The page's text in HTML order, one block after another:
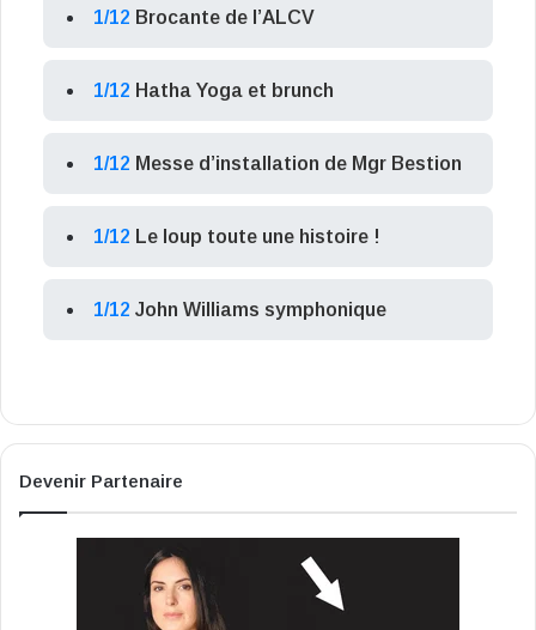
1/12 Brocante de l’ALCV
1/12 Hatha Yoga et brunch
1/12 Messe d’installation de Mgr Bestion
1/12 Le loup toute une histoire !
1/12 John Williams symphonique
Devenir Partenaire